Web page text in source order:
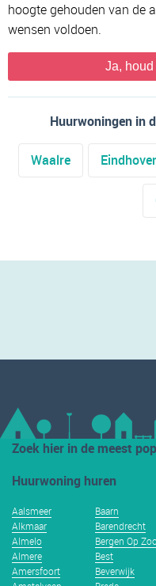
hoogte gehouden van de
wensen voldoen.
Ja,
Huurwoningen in
Waalre
Zoek hier in de meest
Huurwoning huren
Aalsmeer
Alkmaar
Almelo
Almere
Amersfoort
Baarn
Barendrecht
Bergen Op
Best
Beverwijk